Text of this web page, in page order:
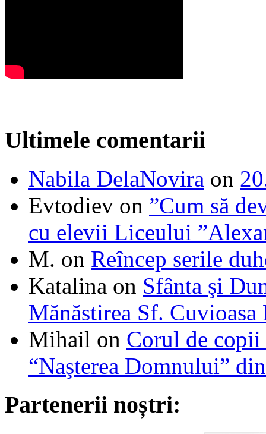
Ultimele comentarii
Nabila DelaNovira on
Evtodiev on ”Cum să
cu elevii Liceului
M. on Reîncep serile
Katalina on Sfânta şi
Mănăstirea Sf. Cuvioasa
Mihail on Corul de
“Naşterea Domnului”
Partenerii noștri: